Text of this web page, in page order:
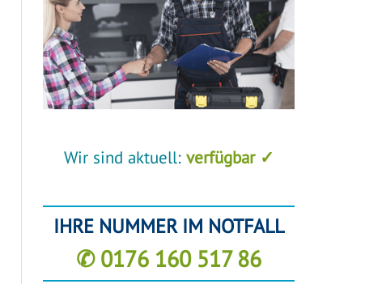
Wir sind aktuell: verfügbar ✓
IHRE NUMMER IM NOTFALL
✆ 0176 160 517 86